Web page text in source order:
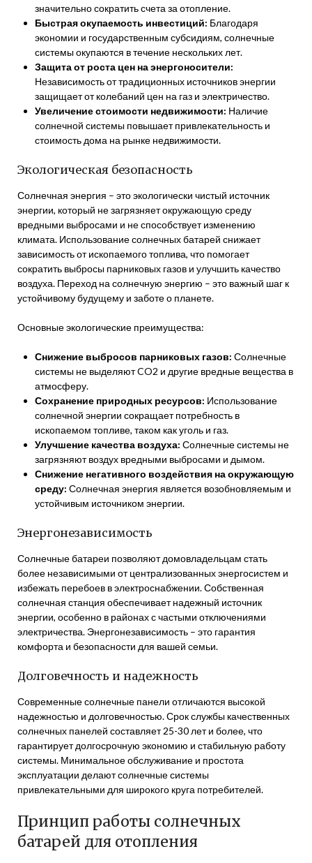
значительно сократить счета за отопление.
Быстрая окупаемость инвестиций: Благодаря
экономии и государственным субсидиям, солнечные
системы окупаются в течение нескольких лет.
Защита от роста цен на энергоносители:
Независимость от традиционных источников энергии
защищает от колебаний цен на газ и электричество.
Увеличение стоимости недвижимости: Наличие
солнечной системы повышает привлекательность и
стоимость дома на рынке недвижимости.
Экологическая безопасность
Солнечная энергия – это экологически чистый источник
энергии, который не загрязняет окружающую среду
вредными выбросами и не способствует изменению
климата. Использование солнечных батарей снижает
зависимость от ископаемого топлива, что помогает
сократить выбросы парниковых газов и улучшить качество
воздуха. Переход на солнечную энергию – это важный шаг к
устойчивому будущему и заботе о планете.
Основные экологические преимущества:
Снижение выбросов парниковых газов: Солнечные
системы не выделяют CO2 и другие вредные вещества в
атмосферу.
Сохранение природных ресурсов: Использование
солнечной энергии сокращает потребность в
ископаемом топливе, таком как уголь и газ.
Улучшение качества воздуха: Солнечные системы не
загрязняют воздух вредными выбросами и дымом.
Снижение негативного воздействия на окружающую
среду: Солнечная энергия является возобновляемым и
устойчивым источником энергии.
Энергонезависимость
Солнечные батареи позволяют домовладельцам стать
более независимыми от централизованных энергосистем и
избежать перебоев в электроснабжении. Собственная
солнечная станция обеспечивает надежный источник
энергии, особенно в районах с частыми отключениями
электричества. Энергонезависимость – это гарантия
комфорта и безопасности для вашей семьи.
Долговечность и надежность
Современные солнечные панели отличаются высокой
надежностью и долговечностью. Срок службы качественных
солнечных панелей составляет 25-30 лет и более, что
гарантирует долгосрочную экономию и стабильную работу
системы. Минимальное обслуживание и простота
эксплуатации делают солнечные системы
привлекательными для широкого круга потребителей.
Принцип работы солнечных
батарей для отопления